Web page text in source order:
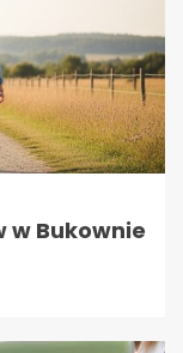
w Bukownie